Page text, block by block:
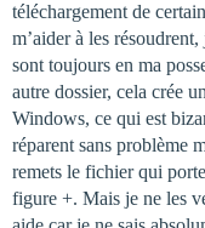
téléchargement de
m’aider à les
sont toujours en ma
autre dossier, cela crée
Windows, ce qui est
réparent sans problème
remets le fichier qui
figure +. Mais je ne les